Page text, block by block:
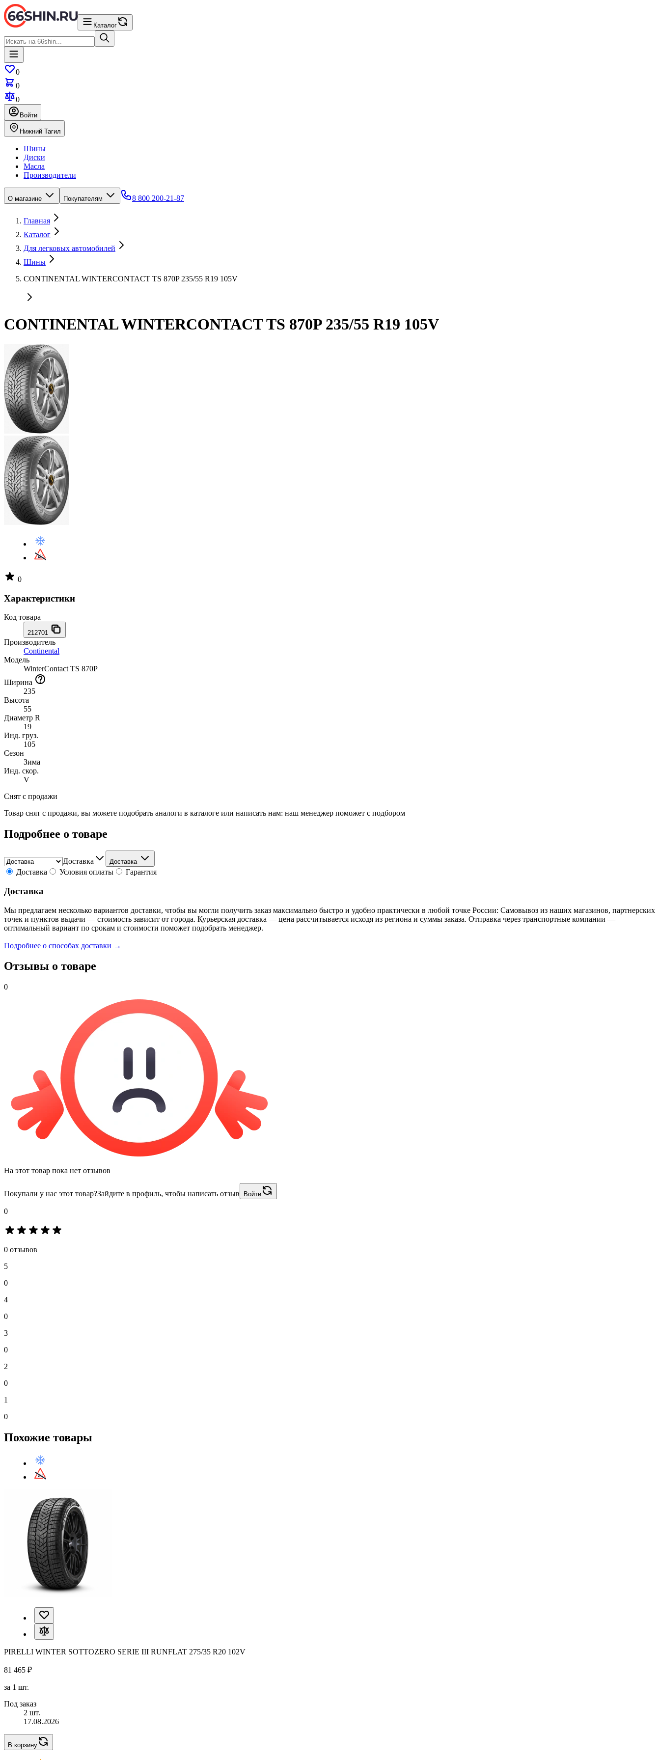
Каталог
0
0
0
Войти
Нижний Тагил
Шины
Диски
Масла
Производители
О магазине Покупателям 8 800 200-21-87
Главная
Каталог
Для легковых автомобилей
Шины
CONTINENTAL WINTERCONTACT TS 870P 235/55 R19 105V
CONTINENTAL WINTERCONTACT TS 870P 235/55 R19 105V
0
Характеристики
Код товара
212701
Производитель
Continental
Модель
WinterContact TS 870P
Ширина
235
Высота
55
Диаметр R
19
Инд. груз.
105
Сезон
Зима
Инд. скор.
V
Снят с продажи
Товар снят с продажи, вы можете подобрать аналоги в каталоге или написать нам: наш менеджер поможет с подбором
Подробнее о товаре
Доставка Доставка
Доставка Условия оплаты Гарантия
Доставка
Мы предлагаем несколько вариантов доставки, чтобы вы могли получить заказ максимально быстро и удобно практически в любой точке России: Самовывоз из наших магазинов, партнерских
точек и пунктов выдачи — стоимость зависит от города. Курьерская доставка — цена рассчитывается исходя из региона и суммы заказа. Отправка через транспортные компании —
оптимальный вариант по срокам и стоимости поможет подобрать менеджер.
Подробнее о способах доставки →
Отзывы о товаре
0
На этот товар пока нет отзывов
Покупали у нас этот товар?Зайдите в профиль, чтобы написать отзыв Войти
0
0 отзывов
5
0
4
0
3
0
2
0
1
0
Похожие товары
PIRELLI WINTER SOTTOZERO SERIE III RUNFLAT 275/35 R20 102V
81 465 ₽
за 1 шт.
Под заказ
2 шт.
17.08.2026
В корзину